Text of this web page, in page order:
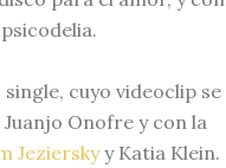
single, cuyo videoclip se
Onofre y con la
Jezierskyy Katia Klein.